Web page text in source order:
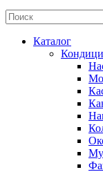
Каталог